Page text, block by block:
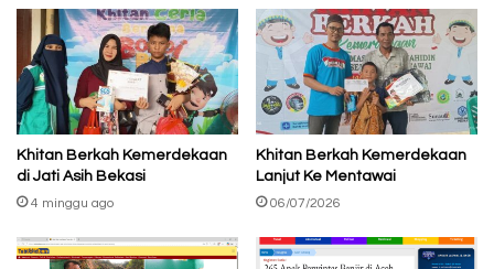
Khitan Berkah Kemerdekaan
di Jati Asih Bekasi
4 minggu ago
Khitan Berkah Kemerdekaan
Lanjut Ke Mentawai
06/07/2026